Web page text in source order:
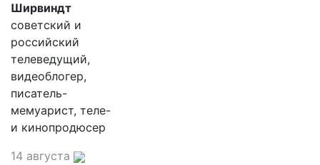
Ширвиндт
советский и
российский
телеведущий,
видеоблогер,
писатель-
мемуарист, теле-
и кинопродюсер
14 августа